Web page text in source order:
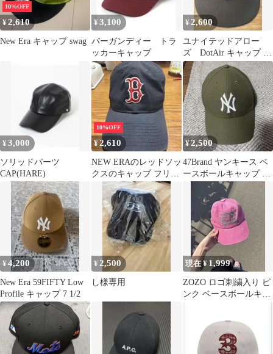
10%OFF
¥2,610
New Era キャップ swag
¥ 3,100
バーガンディー トラ
ッカーキャップ
¥2,600
ユナイテッドアロー
ズ DotAir キャップ ブ
ラック
¥3,000
ソリッドパーツ
CAP(HARE)
10%OFF
¥2,610
NEW ERAのレッドソッ
クスのキャップ フリー
サイズ
¥2,500
47Brand ヤンキース ベ
ースボールキャップ オ
リーブ カーキ ニューエ
¥4,200
New Era 59FIFTY Low
Profile キャップ 7 1/2
¥ 2,500
し様専用
現在 ¥ 1,999
ZOZO ロゴ刺繍入り ピ
ンク ベースボールキャ